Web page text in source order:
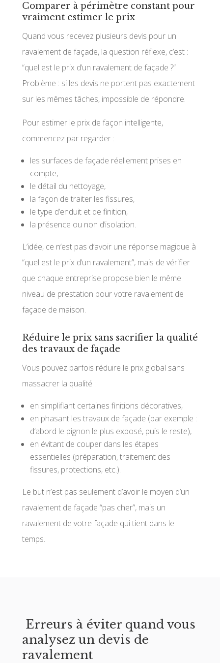
Comparer à périmètre constant pour
vraiment estimer le prix
Quand vous recevez plusieurs devis pour un
ravalement de façade, la question réflexe, c’est :
“quel est le prix d’un ravalement de façade ?”
Problème : si les devis ne portent pas exactement
sur les mêmes tâches, impossible de répondre.
Pour estimer le prix de façon intelligente,
commencez par regarder :
les surfaces de façade réellement prises en
compte,
le détail du nettoyage,
la façon de traiter les fissures,
le type d’enduit et de finition,
la présence ou non d’isolation.
L’idée, ce n’est pas d’avoir une réponse magique à
“quel est le prix d’un ravalement”, mais de vérifier
que chaque entreprise propose bien le même
niveau de prestation pour votre ravalement de
façade de maison.
Réduire le prix sans sacrifier la qualité
des travaux de façade
Vous pouvez parfois réduire le prix global sans
massacrer la qualité :
en simplifiant certaines finitions décoratives,
en phasant les travaux de façade (par exemple :
d’abord le pignon le plus exposé, puis le reste),
en évitant de couper dans les étapes
essentielles (préparation, traitement des
fissures, protections, etc.).
Le but n’est pas seulement d’avoir le moyen d’un
ravalement de façade “pas cher”, mais un
ravalement de votre façade qui tient dans le
temps.
Erreurs à éviter quand vous
analysez un devis de
ravalement